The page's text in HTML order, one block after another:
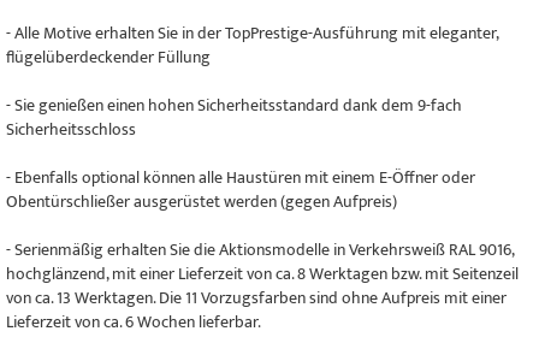
- Alle Motive erhalten Sie in der TopPrestige-Ausführung mit eleganter,
flügelüberdeckender Füllung
- Sie genießen einen hohen Sicherheitsstandard dank dem 9-fach
Sicherheitsschloss
- Ebenfalls optional können alle Haustüren mit einem E-Öffner oder
Obentürschließer ausgerüstet werden (gegen Aufpreis)
- Serienmäßig erhalten Sie die Aktionsmodelle in Verkehrsweiß RAL 9016,
hochglänzend, mit einer Lieferzeit von ca. 8 Werktagen bzw. mit Seitenzeil
von ca. 13 Werktagen. Die 11 Vorzugsfarben sind ohne Aufpreis mit einer
Lieferzeit von ca. 6 Wochen lieferbar.